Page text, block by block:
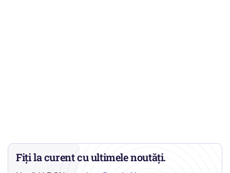
Fiți la curent cu ultimele noutăți.